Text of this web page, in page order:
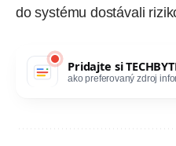
do systému dostávali
Pridajte si
ako preferovaný zdroj